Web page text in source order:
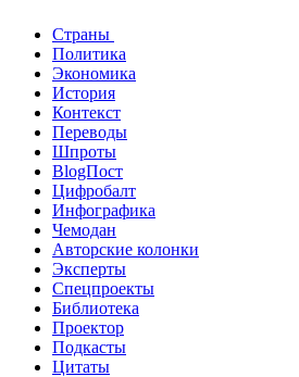
Страны
Политика
Экономика
История
Контекст
Переводы
Шпроты
BlogПост
Цифробалт
Инфографика
Чемодан
Авторские колонки
Эксперты
Спецпроекты
Библиотека
Проектор
Подкасты
Цитаты